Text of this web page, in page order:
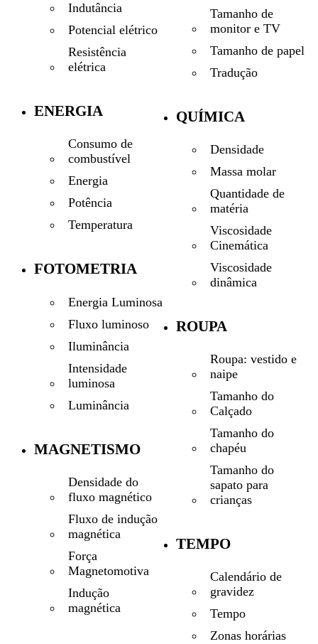
Indutância
Potencial elétrico
Resistência
elétrica
ENERGIA
Consumo de
combustível
Energia
Potência
Temperatura
FOTOMETRIA
Energia Luminosa
Fluxo luminoso
Iluminância
Intensidade
luminosa
Luminância
MAGNETISMO
Densidade do
fluxo magnético
Fluxo de indução
magnética
Força
Magnetomotiva
Indução
magnética
Tamanho de
monitor e TV
Tamanho de papel
Tradução
QUÍMICA
Densidade
Massa molar
Quantidade de
matéria
Viscosidade
Cinemática
Viscosidade
dinâmica
ROUPA
Roupa: vestido e
naipe
Tamanho do
Calçado
Tamanho do
chapéu
Tamanho do
sapato para
crianças
TEMPO
Calendário de
gravidez
Tempo
Zonas horárias